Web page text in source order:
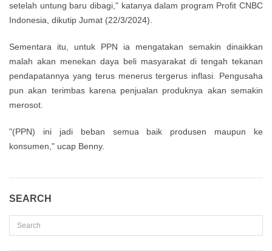
setelah untung baru dibagi," katanya dalam program Profit CNBC
Indonesia, dikutip Jumat (22/3/2024).
Sementara itu, untuk PPN ia mengatakan semakin dinaikkan
malah akan menekan daya beli masyarakat di tengah tekanan
pendapatannya yang terus menerus tergerus inflasi. Pengusaha
pun akan terimbas karena penjualan produknya akan semakin
merosot.
"(PPN) ini jadi beban semua baik produsen maupun ke
konsumen," ucap Benny.
SEARCH